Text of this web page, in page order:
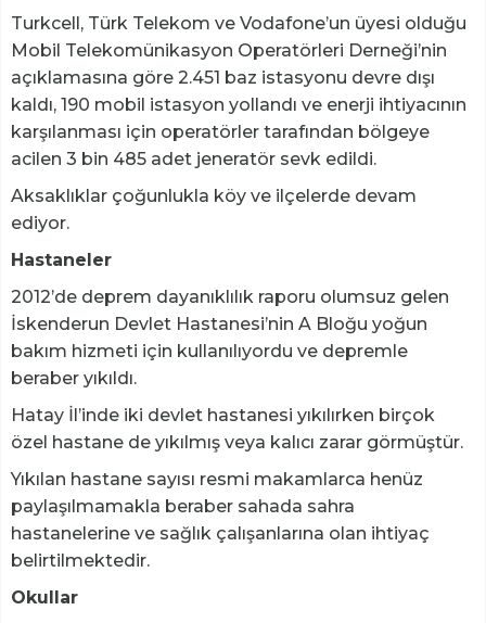
Turkcell, Türk Telekom ve Vodafone’un üyesi olduğu
Mobil Telekomünikasyon Operatörleri Derneği’nin
açıklamasına göre 2.451 baz istasyonu devre dışı
kaldı, 190 mobil istasyon yollandı ve enerji ihtiyacının
karşılanması için operatörler tarafından bölgeye
acilen 3 bin 485 adet jeneratör sevk edildi.
Aksaklıklar çoğunlukla köy ve ilçelerde devam
ediyor.
Hastaneler
2012’de deprem dayanıklılık raporu olumsuz gelen
İskenderun Devlet Hastanesi’nin A Bloğu yoğun
bakım hizmeti için kullanılıyordu ve depremle
beraber yıkıldı.
Hatay İl’inde iki devlet hastanesi yıkılırken birçok
özel hastane de yıkılmış veya kalıcı zarar görmüştür.
Yıkılan hastane sayısı resmi makamlarca henüz
paylaşılmamakla beraber sahada sahra
hastanelerine ve sağlık çalışanlarına olan ihtiyaç
belirtilmektedir.
Okullar